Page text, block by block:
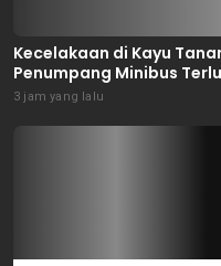
Kecelakaan di Kayu
Penumpang Minibus
3 jam yang lalu